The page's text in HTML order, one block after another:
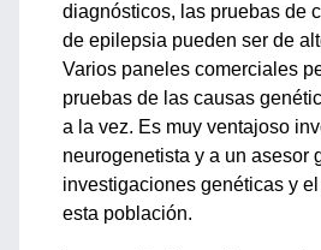
diagnósticos, las pruebas de
de epilepsia pueden ser de
Varios paneles comerciales
pruebas de las causas
a la vez. Es muy ventajoso
neurogenetista y a un asesor
investigaciones genéticas y
esta población.